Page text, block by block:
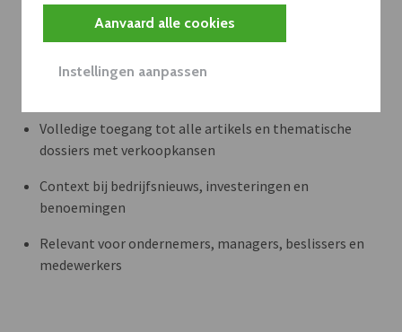
Aanvaard alle cookies
Instellingen aanpassen
Met een dVO-abonnement krijgt u dat nieuws in de juiste
zakelijke context — met inzicht in sectoren, bedrijven en
WAAROM BEDRIJVEN DVO GEBRUIKEN
Volledige toegang tot alle artikels en thematische
dossiers met verkoopkansen
Context bij bedrijfsnieuws, investeringen en
benoemingen
Relevant voor ondernemers, managers, beslissers en
medewerkers